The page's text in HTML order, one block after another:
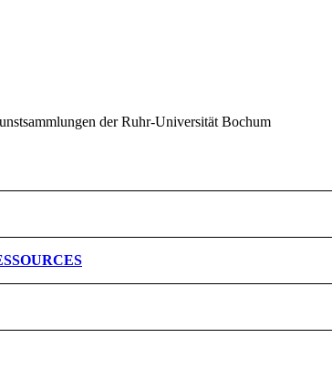
der Ruhr-Universität Bochum